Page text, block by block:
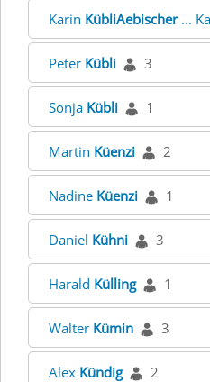
Karin KübliAebischer...
Peter Kübli 3
Sonja Kübli 1
Martin Küenzi 2
Nadine Küenzi 1
Daniel Kühni 3
Harald Külling 1
Walter Kümin 3
Alex Kündig 2